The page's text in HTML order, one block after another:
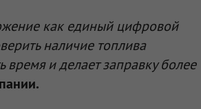
как единый цифровой
наличие топлива
и делает заправку более